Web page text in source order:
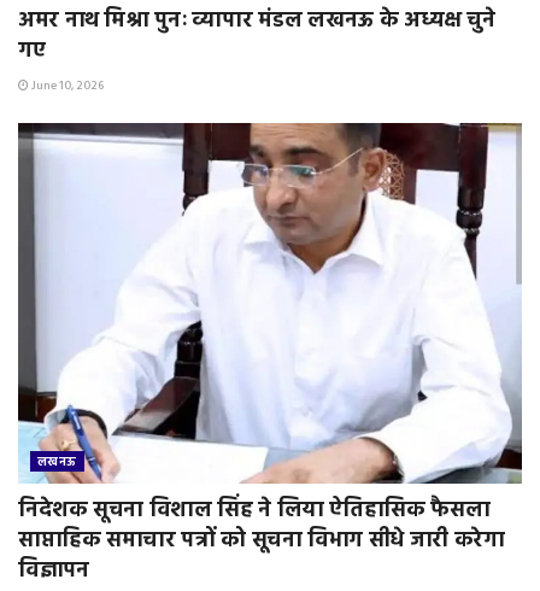
अमर नाथ मिश्रा पुनः व्यापार मंडल लखनऊ के अध्यक्ष चुने
गए
June 10, 2026
लखनऊ
निदेशक सूचना विशाल सिंह ने लिया ऐतिहासिक फैसला
साप्ताहिक समाचार पत्रों को सूचना विभाग सीधे जारी करेगा
विज्ञापन